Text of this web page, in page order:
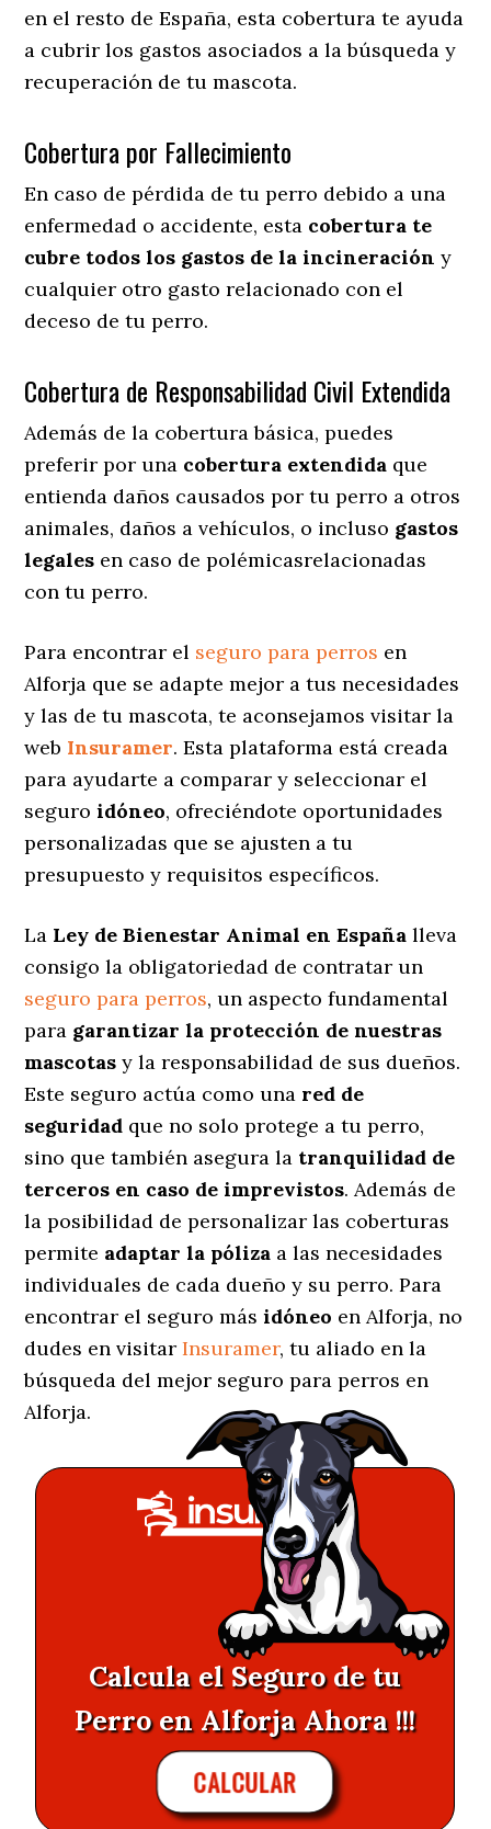
en el resto de España, esta cobertura te ayuda
a cubrir los gastos asociados a la búsqueda y
recuperación de tu mascota.
Cobertura por Fallecimiento
En caso de pérdida de tu perro debido a una
enfermedad o accidente, esta cobertura te
cubre todos los gastos de la incineración y
cualquier otro gasto relacionado con el
deceso de tu perro.
Cobertura de Responsabilidad Civil Extendida
Además de la cobertura básica, puedes
preferir por una cobertura extendida que
entienda daños causados por tu perro a otros
animales, daños a vehículos, o incluso gastos
legales en caso de polémicasrelacionadas
con tu perro.
Para encontrar el seguro para perros en
Alforja que se adapte mejor a tus necesidades
y las de tu mascota, te aconsejamos visitar la
web Insuramer. Esta plataforma está creada
para ayudarte a comparar y seleccionar el
seguroidóneo, ofreciéndote oportunidades
personalizadas que se ajusten a tu
presupuesto y requisitos específicos.
La Ley de Bienestar Animal en España lleva
consigo la obligatoriedad de contratar un
seguro para perros, un aspecto fundamental
para garantizar la protección de nuestras
mascotas y la responsabilidad de sus dueños.
Este seguro actúa como una red de
seguridad que no solo protege a tu perro,
sino que también asegura la tranquilidad de
terceros en caso de imprevistos. Además de
la posibilidad de personalizar las coberturas
permite adaptar la póliza a las necesidades
individuales de cada dueño y su perro. Para
encontrar el seguro másidóneo en Alforja, no
dudes en visitarInsuramer, tu aliado en la
búsqueda del mejor seguro para perros en
Alforja.
Calcula el Seguro de tu
Perro en Alforja Ahora !!!
CALCULAR